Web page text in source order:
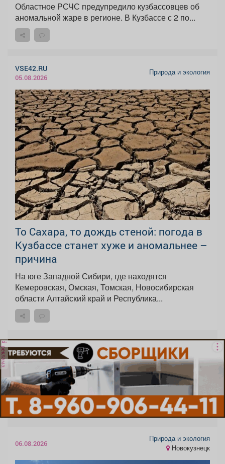
Областное РСЧС предупредило кузбассовцев об
аномальной жаре в регионе. В Кузбассе с 2 по...
VSE42.RU
05.08.2026
Природа и экология
То Сахара, то дождь стеной: погода в
Кузбассе станет хуже и аномальнее –
причина
На юге Западной Сибири, где находятся
Кемеровская, Омская, Томская, Новосибирская
области Алтайский край и Республика...
реклама
06.08.2026
Природа и экология
Новокузнецк